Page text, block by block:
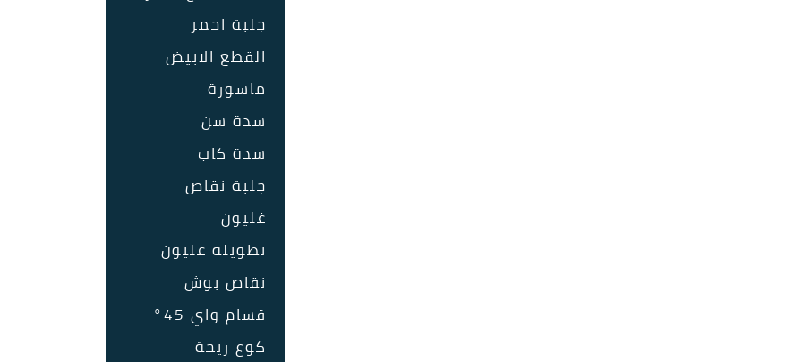
جلبة احمر
القطع الابيض
ماسورة
سدة سن
سدة كاب
جلبة نقاص
غليون
تطويلة غليون
نقاص بوش
قسام واي 45°
كوع ريحة